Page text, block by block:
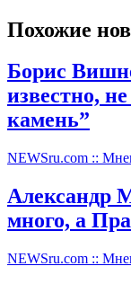
Похожие
Борис
известно,
камень”
NEWSru.com ::
Александр
много, а
NEWSru.com ::